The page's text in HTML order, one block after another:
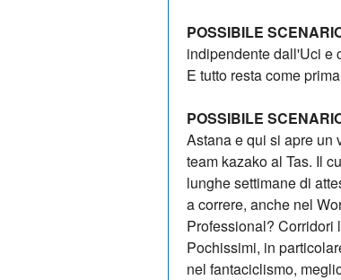
POSSIBILE
indipendente dall'Uci e
E tutto resta come
POSSIBILE
Astana e qui si apre un
team kazako al Tas. Il
lunghe settimane di
a correre, anche nel
Professional? Corridori
Pochissimi, in
nel fantaciclismo,